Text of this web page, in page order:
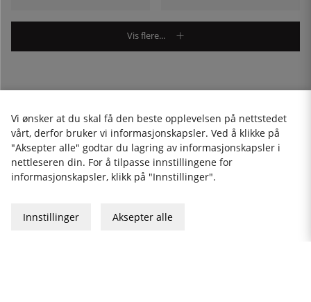
Vis flere...
Vi ønsker at du skal få den beste opplevelsen på nettstedet
vårt, derfor bruker vi informasjonskapsler. Ved å klikke på
"Aksepter alle" godtar du lagring av informasjonskapsler i
nettleseren din. For å tilpasse innstillingene for
informasjonskapsler, klikk på "Innstillinger".
Innstillinger Aksepter alle